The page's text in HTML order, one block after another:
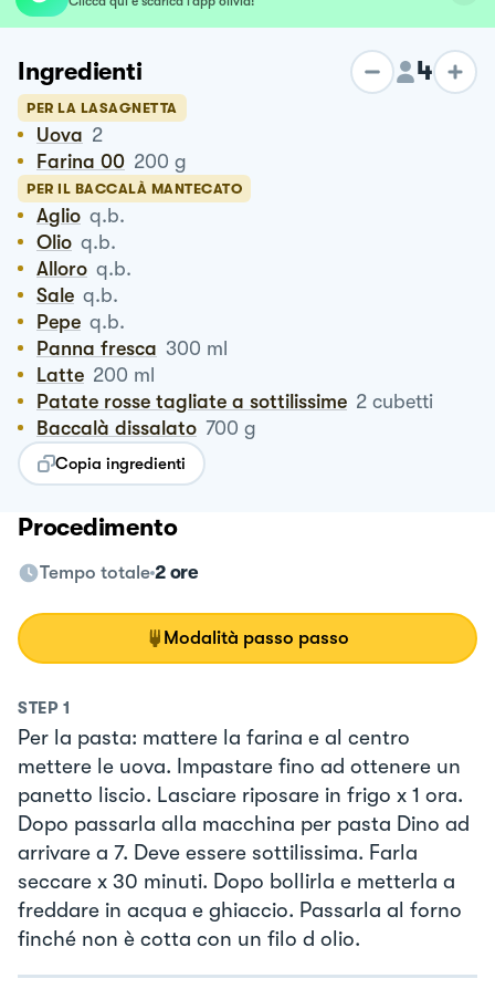
Ingredienti 4
PER LA LASAGNETTA
Uova 2
Farina 00 200 g
PER IL BACCALÀ MANTECATO
Aglio q.b.
Olio q.b.
Alloro q.b.
Sale q.b.
Pepe q.b.
Panna fresca 300 ml
Latte 200 ml
Patate rosse tagliate a sottilissime 2 cubetti
Baccalà dissalato 700 g
Copia ingredienti
Procedimento
Tempo totale 2 ore
Modalità passo passo
STEP 1
Per la pasta: mattere la farina e al centro
mettere le uova. Impastare fino ad ottenere un
panetto liscio. Lasciare riposare in frigo x 1 ora.
Dopo passarla alla macchina per pasta Dino ad
arrivare a 7. Deve essere sottilissima. Farla
seccare x 30 minuti. Dopo bollirla e metterla a
freddare in acqua e ghiaccio. Passarla al forno
finché non è cotta con un filo d olio.